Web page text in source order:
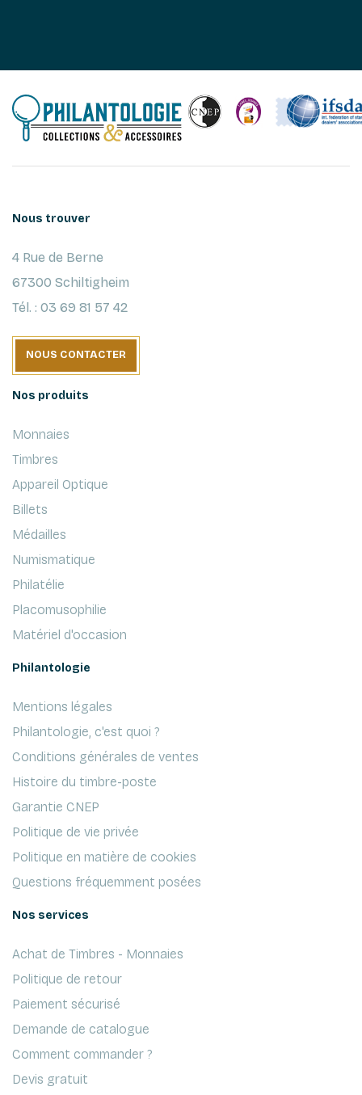
Nous trouver
4 Rue de Berne
67300 Schiltigheim
Tél. : 03 69 81 57 42
NOUS CONTACTER
Nos produits
Monnaies
Timbres
Appareil Optique
Billets
Médailles
Numismatique
Philatélie
Placomusophilie
Matériel d'occasion
Philantologie
Mentions légales
Philantologie, c'est quoi ?
Conditions générales de ventes
Histoire du timbre-poste
Garantie CNEP
Politique de vie privée
Politique en matière de cookies
Questions fréquemment posées
Nos services
Achat de Timbres - Monnaies
Politique de retour
Paiement sécurisé
Demande de catalogue
Comment commander ?
Devis gratuit